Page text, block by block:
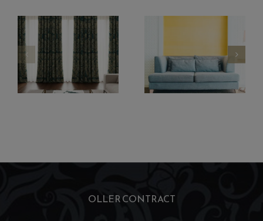
¿Tu diseño se adapta al
catálogo o el catálogo se
adapta a tu diseño? La
ventaja de la confección a
en un tono: Color del año
Bruguer 2025
OLLER CONTRACT